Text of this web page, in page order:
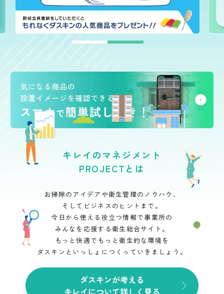
1 2
キレイのマネジメント
PROJECTとは
お掃除のアイデアや衛生管理のノウハウ、
そしてビジネスのヒントまで。
今日から使える役立つ情報で事業所の
みんなを応援する衛生総合サイト。
もっと快適でもっと衛生的な環境を
ダスキンといっしょにつくっていきましょう。
ダスキンが考える
キレイについて詳しく見る